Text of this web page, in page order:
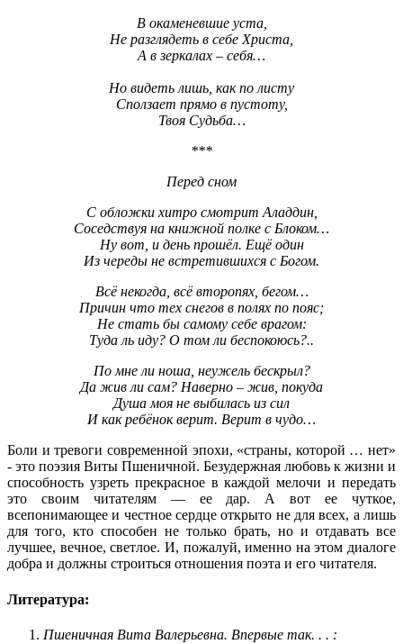
В окаменевшие уста,
Не разглядеть в себе Христа,
А в зеркалах – себя…
Но видеть лишь, как по листу
Сползает прямо в пустоту,
Твоя Судьба…
***
Перед сном
С обложки хитро смотрит Аладдин,
Соседствуя на книжной полке с Блоком…
Ну вот, и день прошёл. Ещё один
Из череды не встретившихся с Богом.
Всё некогда, всё второпях, бегом…
Причин что тех снегов в полях по пояс;
Не стать бы самому себе врагом:
Туда ль иду? О том ли беспокоюсь?..
По мне ли ноша, неужель бескрыл?
Да жив ли сам? Наверно – жив, покуда
Душа моя не выбилась из сил
И как ребёнок верит. Верит в чудо…
Боли и тревоги современной эпохи, «страны, которой … нет»
- это поэзия Виты Пшеничной. Безудержная любовь к жизни и
способность узреть прекрасное в каждой мелочи и передать
это своим читателям — ее дар. А вот ее чуткое,
всепонимающее и честное сердце открыто не для всех, а лишь
для того, кто способен не только брать, но и отдавать все
лучшее, вечное, светлое. И, пожалуй, именно на этом диалоге
добра и должны строиться отношения поэта и его читателя.
Литература:
Пшеничная Вита Валерьевна. Впервые так. . . :